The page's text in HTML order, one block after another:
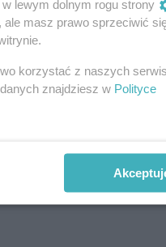
lewym dolnym rogu strony
ale masz prawo sprzeciwić
korzystać z naszych
znajdziesz w Polityce